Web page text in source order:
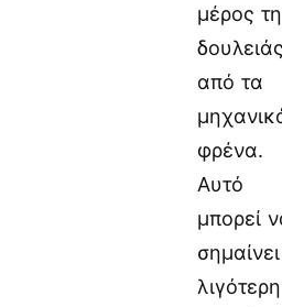
μέρος
δουλειάς
από τα
φρένα.
Αυτό
μπορεί
σημαίνει
λιγότερη